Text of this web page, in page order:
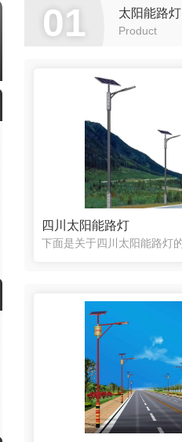
01 太阳能路灯
Product
四川太阳能路灯